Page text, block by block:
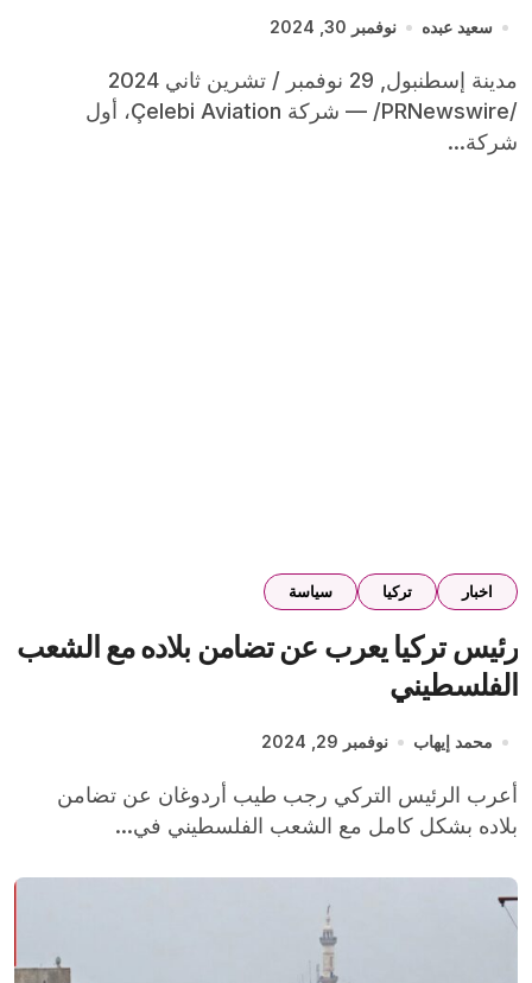
سعيد عبده نوفمبر 30, 2024
مدينة إسطنبول, 29 نوفمبر / تشرين ثاني 2024
/PRNewswire/ — شركة Çelebi Aviation، أول
شركة...
اخبار تركيا سياسة
رئيس تركيا يعرب عن تضامن بلاده مع الشعب
الفلسطيني
محمد إيهاب نوفمبر 29, 2024
أعرب الرئيس التركي رجب طيب أردوغان عن تضامن
بلاده بشكل كامل مع الشعب الفلسطيني في...